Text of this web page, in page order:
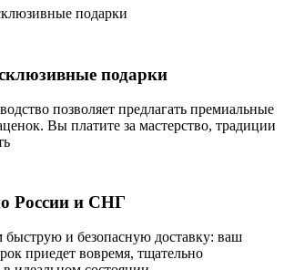
подарки
позволяет предлагать премиальные
Вы платите за мастерство, традиции
России и СНГ
быструю и безопасную доставку: ваш
приедет вовремя, тщательно